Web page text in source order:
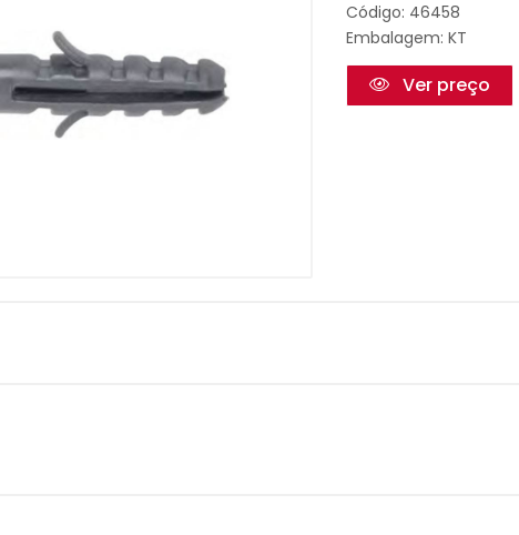
Código: 46458
Embalagem: KT
Ver preço